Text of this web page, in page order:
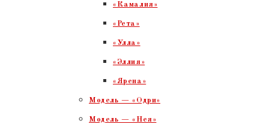
«Камалия»
«Рета»
«Улла»
«Эллия»
«Ярена»
Модель — «Одри»
Модель — «Нея»